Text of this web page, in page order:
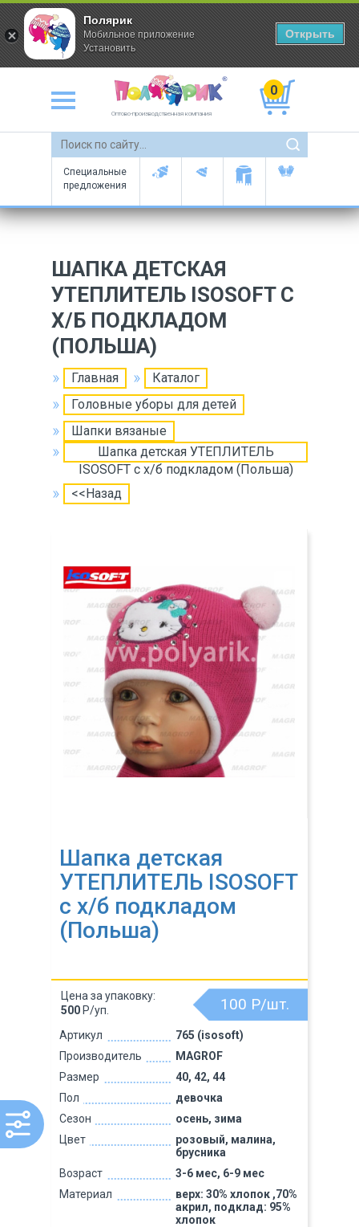
Оптово-производственная компания
0
Специальные
предложения
ШАПКА ДЕТСКАЯ
УТЕПЛИТЕЛЬ ISOSOFT С
Х/Б ПОДКЛАДОМ
(ПОЛЬША)
Главная
Каталог
Головные уборы для детей
Шапки вязаные
Шапка детская УТЕПЛИТЕЛЬ
ISOSOFT с х/б подкладом (Польша)
<<Назад
Шапка детская
УТЕПЛИТЕЛЬ ISOSOFT
с х/б подкладом
(Польша)
Артикул
765 (isosoft)
Производитель
MAGROF
Размер
40, 42, 44
Пол
девочка
Сезон
осень, зима
Цвет
розовый, малина,
брусника
Возраст
3-6 мес, 6-9 мес
Материал
верх: 30% хлопок ,70%
акрил, подклад: 95%
хлопок
100 Р/шт.
Цена за упаковку:
500 Р/уп.
Полярик
Мобильное приложение
Установить
Открыть